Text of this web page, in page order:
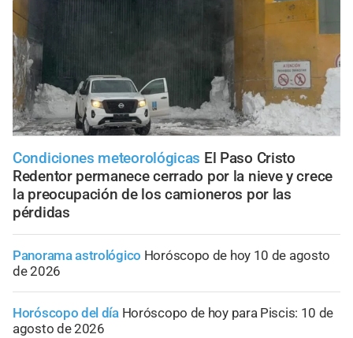
Condiciones meteorológicas El Paso Cristo
Redentor permanece cerrado por la nieve y crece
la preocupación de los camioneros por las
pérdidas
Panorama astrológico Horóscopo de hoy 10 de agosto
de 2026
Horóscopo del día Horóscopo de hoy para Piscis: 10 de
agosto de 2026